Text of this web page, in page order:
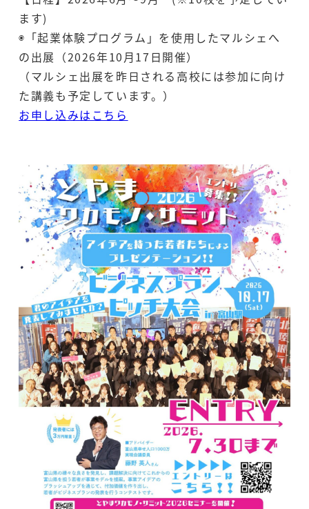
o
o
k
k
ます)
◉「起業体験プログラム」を使用したマルシェへ
の出展（2026年10月17日開催）
（マルシェ出展を昨日される高校には参加に向け
た講義も予定しています。）
お申し込みはこちら